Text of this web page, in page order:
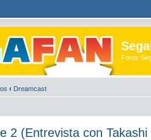
Foros
‹ Dreamcast
2 (Entrevista con